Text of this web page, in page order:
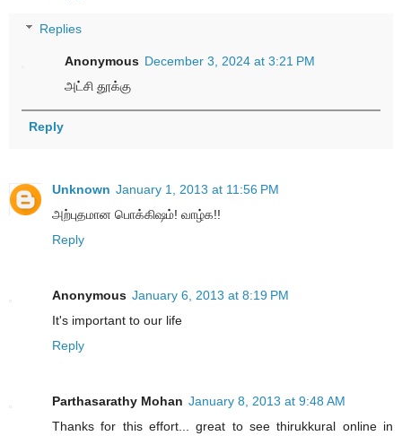
Replies
Anonymous December 3, 2024 at 3:21 PM
அட்சி தூக்கு
Reply
Unknown January 1, 2013 at 11:56 PM
அற்புதமான பொக்கிஷம்! வாழ்க!!
Reply
Anonymous January 6, 2013 at 8:19 PM
It's important to our life
Reply
Parthasarathy Mohan January 8, 2013 at 9:48 AM
Thanks for this effort... great to see thirukkural online in